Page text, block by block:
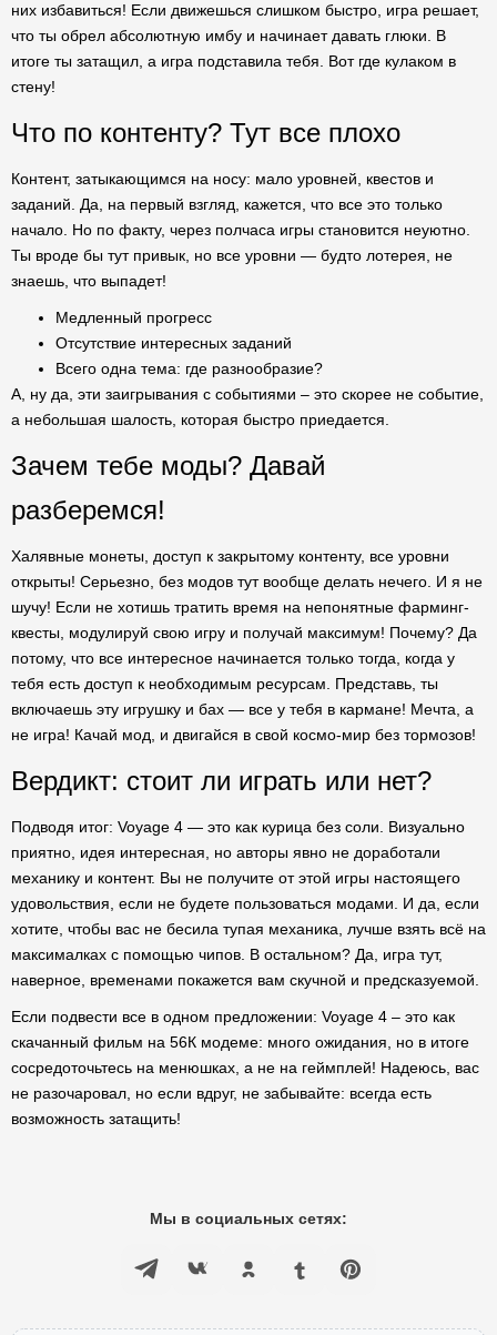
них избавиться! Если движешься слишком быстро, игра решает,
что ты обрел абсолютную имбу и начинает давать глюки. В
итоге ты затащил, а игра подставила тебя. Вот где кулаком в
стену!
Что по контенту? Тут все плохо
Контент, затыкающимся на носу: мало уровней, квестов и
заданий. Да, на первый взгляд, кажется, что все это только
начало. Но по факту, через полчаса игры становится неуютно.
Ты вроде бы тут привык, но все уровни — будто лотерея, не
знаешь, что выпадет!
Медленный прогресс
Отсутствие интересных заданий
Всего одна тема: где разнообразие?
А, ну да, эти заигрывания с событиями – это скорее не событие,
а небольшая шалость, которая быстро приедается.
Зачем тебе моды? Давай
разберемся!
Халявные монеты, доступ к закрытому контенту, все уровни
открыты! Серьезно, без модов тут вообще делать нечего. И я не
шучу! Если не хотишь тратить время на непонятные фарминг-
квесты, модулируй свою игру и получай максимум! Почему? Да
потому, что все интересное начинается только тогда, когда у
тебя есть доступ к необходимым ресурсам. Представь, ты
включаешь эту игрушку и бах — все у тебя в кармане! Мечта, а
не игра! Качай мод, и двигайся в свой космо-мир без тормозов!
Вердикт: стоит ли играть или нет?
Подводя итог: Voyage 4 — это как курица без соли. Визуально
приятно, идея интересная, но авторы явно не доработали
механику и контент. Вы не получите от этой игры настоящего
удовольствия, если не будете пользоваться модами. И да, если
хотите, чтобы вас не бесила тупая механика, лучше взять всё на
максималках с помощью чипов. В остальном? Да, игра тут,
наверное, временами покажется вам скучной и предсказуемой.
Если подвести все в одном предложении: Voyage 4 – это как
скачанный фильм на 56К модеме: много ожидания, но в итоге
сосредоточьтесь на менюшках, а не на геймплей! Надеюсь, вас
не разочаровал, но если вдруг, не забывайте: всегда есть
возможность затащить!
Мы в социальных сетях: